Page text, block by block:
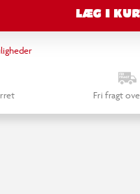
LÆG I
Fri fragt